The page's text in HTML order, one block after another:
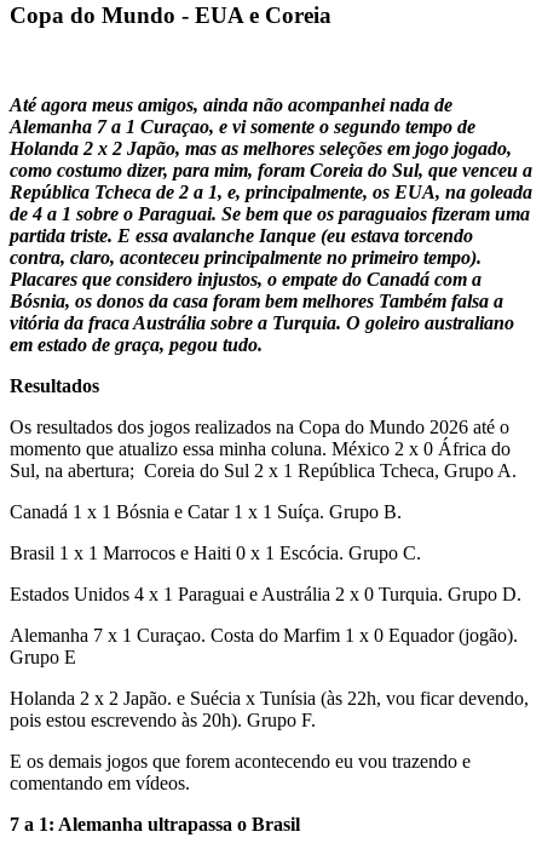
Copa do Mundo - EUA e Coreia
Até agora meus amigos, ainda não acompanhei nada de
Alemanha 7 a 1 Curaçao, e vi somente o segundo tempo de
Holanda 2 x 2 Japão, mas as melhores seleções em jogo jogado,
como costumo dizer, para mim, foram Coreia do Sul, que venceu a
República Tcheca de 2 a 1, e, principalmente, os EUA, na goleada
de 4 a 1 sobre o Paraguai. Se bem que os paraguaios fizeram uma
partida triste. E essa avalanche Ianque (eu estava torcendo
contra, claro, aconteceu principalmente no primeiro tempo).
Placares que considero injustos, o empate do Canadá com a
Bósnia, os donos da casa foram bem melhores Também falsa a
vitória da fraca Austrália sobre a Turquia. O goleiro australiano
em estado de graça, pegou tudo.
Resultados
Os resultados dos jogos realizados na Copa do Mundo 2026 até o
momento que atualizo essa minha coluna. México 2 x 0 África do
Sul, na abertura; Coreia do Sul 2 x 1 República Tcheca, Grupo A.
Canadá 1 x 1 Bósnia e Catar 1 x 1 Suíça. Grupo B.
Brasil 1 x 1 Marrocos e Haiti 0 x 1 Escócia. Grupo C.
Estados Unidos 4 x 1 Paraguai e Austrália 2 x 0 Turquia. Grupo D.
Alemanha 7 x 1 Curaçao. Costa do Marfim 1 x 0 Equador (jogão).
Grupo E
Holanda 2 x 2 Japão. e Suécia x Tunísia (às 22h, vou ficar devendo,
pois estou escrevendo às 20h). Grupo F.
E os demais jogos que forem acontecendo eu vou trazendo e
comentando em vídeos.
7 a 1: Alemanha ultrapassa o Brasil